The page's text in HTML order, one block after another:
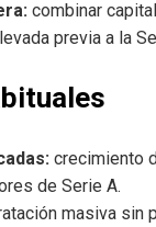
combinar
previa a la
crecimiento
de Serie A.
masiva sin